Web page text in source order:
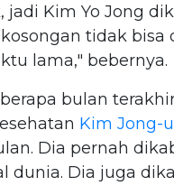
jadi Kim Yo Jong
tidak bisa
lama," bebernya.
bulan
Kim Jong-
Dia pernah
dunia. Dia juga